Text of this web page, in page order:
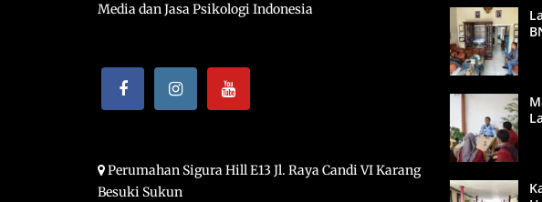
Media dan Jasa Psikologi Indonesia
Perumahan Sigura Hill E13 Jl. Raya Candi VI Karang
Besuki Sukun